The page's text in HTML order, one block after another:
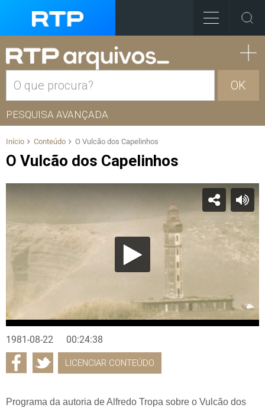
OK
PESQUISA AVANÇADA
Início Conteúdo O Vulcão dos Capelinhos
O Vulcão dos Capelinhos
1981-08-22 00:24:38
LICENCIAR CONTEÚDO
Programa da autoria de Alfredo Tropa sobre o Vulcão dos